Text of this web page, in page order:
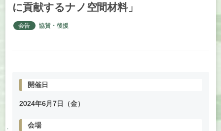
に貢献するナノ 空間材料」
会告 協賛・後援
開催日
2024年6月7日（金）
会場